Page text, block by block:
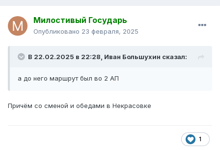
Милостивый Государь
Опубликовано 23 февраля, 2025
В 22.02.2025 в 22:28, Иван Большухин сказал:
а до него маршрут был во 2 АП
Причём со сменой и обедами в Некрасовке
1